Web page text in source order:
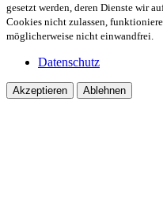
gesetzt werden, deren Dienste wir
Cookies nicht zulassen,
möglicherweise nicht einwandfrei.
Datenschutz
Akzeptieren Ablehnen